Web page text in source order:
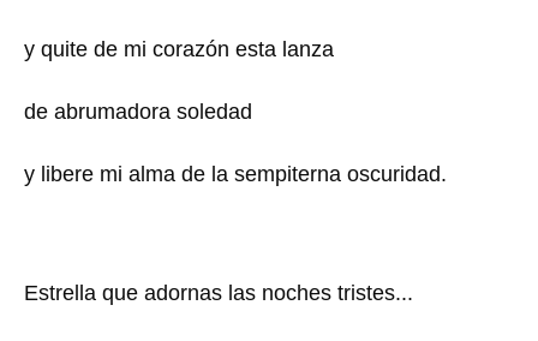
y quite de mi corazón esta lanza
de abrumadora soledad
y libere mi alma de la sempiterna oscuridad.
Estrella que adornas las noches tristes...